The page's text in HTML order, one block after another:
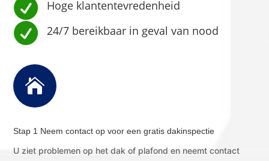
 Hoge klantentevredenheid
 24/7 bereikbaar in geval van nood

Stap 1 Neem contact op voor een gratis dakinspectie
U ziet problemen op het dak of plafond en neemt contact